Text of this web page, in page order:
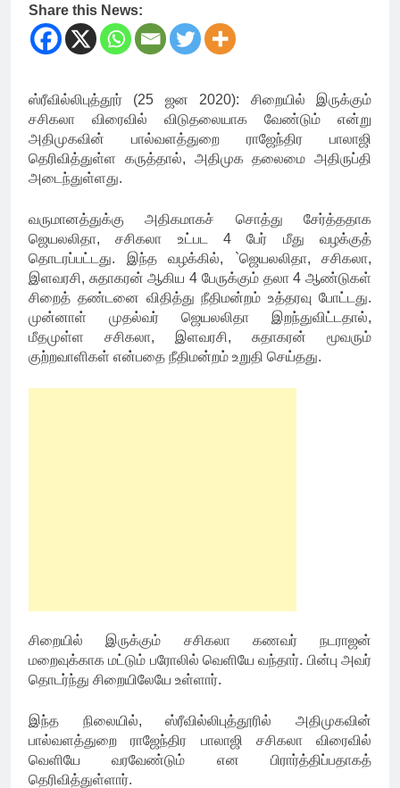
Share this News:
ஸ்ரீவில்லிபுத்தூர் (25 ஜன 2020): சிறையில் இருக்கும்
சசிகலா விரைவில் விடுதலையாக வேண்டும் என்று
அதிமுகவின் பால்வளத்துறை ராஜேந்திர பாலாஜி
தெரிவித்துள்ள கருத்தால், அதிமுக தலைமை அதிருப்தி
அடைந்துள்ளது.
வருமானத்துக்கு அதிகமாகச் சொத்து சேர்த்ததாக
ஜெயலலிதா, சசிகலா உட்பட 4 பேர் மீது வழக்குத்
தொடரப்பட்டது. இந்த வழக்கில், `ஜெயலலிதா, சசிகலா,
இளவரசி, சுதாகரன் ஆகிய 4 பேருக்கும் தலா 4 ஆண்டுகள்
சிறைத் தண்டனை விதித்து நீதிமன்றம் உத்தரவு போட்டது.
முன்னாள் முதல்வர் ஜெயலலிதா இறந்துவிட்டதால்,
மீதமுள்ள சசிகலா, இளவரசி, சுதாகரன் மூவரும்
குற்றவாளிகள் என்பதை நீதிமன்றம் உறுதி செய்தது.
சிறையில் இருக்கும் சசிகலா கணவர் நடராஜன்
மறைவுக்காக மட்டும் பரோலில் வெளியே வந்தார். பின்பு அவர்
தொடர்ந்து சிறையிலேயே உள்ளார்.
இந்த நிலையில், ஸ்ரீவில்லிபுத்தூரில் அதிமுகவின்
பால்வளத்துறை ராஜேந்திர பாலாஜி சசிகலா விரைவில்
வெளியே வரவேண்டும் என பிரார்த்திப்பதாகத்
தெரிவித்துள்ளார்.